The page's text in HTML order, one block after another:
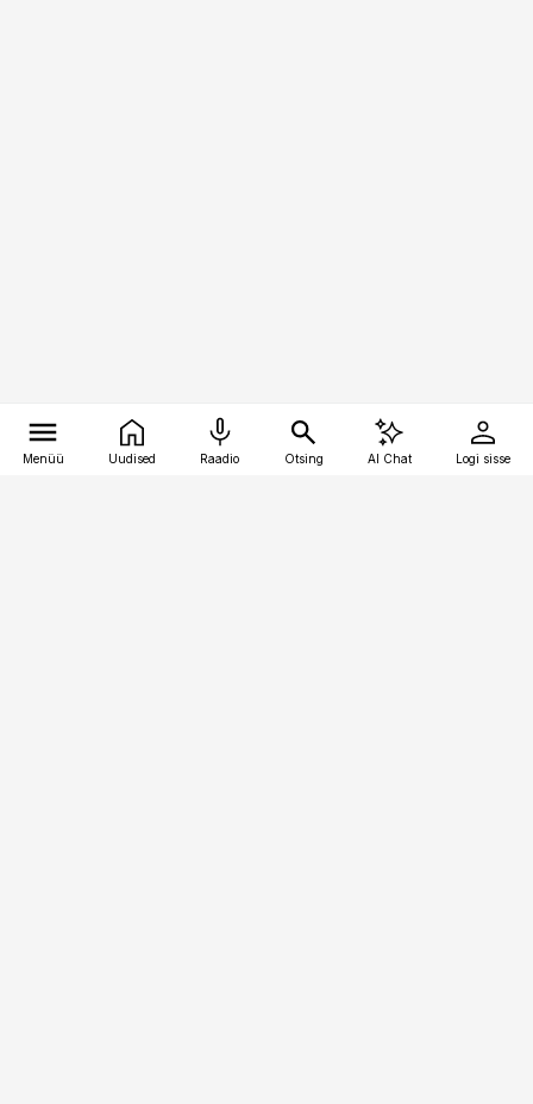
Menüü Uudised Raadio Otsing AI Chat Logi sisse